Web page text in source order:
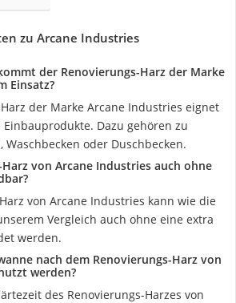
zu Arcane Industries
der Renovierungs-Harz der Marke
Einsatz?
der Marke Arcane Industries eignet
Dazu gehören zu
Waschbecken oder Duschbecken.
von Arcane Industries auch ohne
von Arcane Industries kann wie die
Vergleich auch ohne eine extra
werden.
nach dem Renovierungs-Harz von
werden?
des Renovierungs-Harzes von